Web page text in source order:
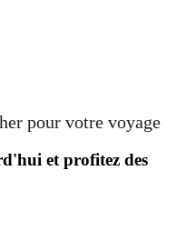
pour votre voyage
et profitez des